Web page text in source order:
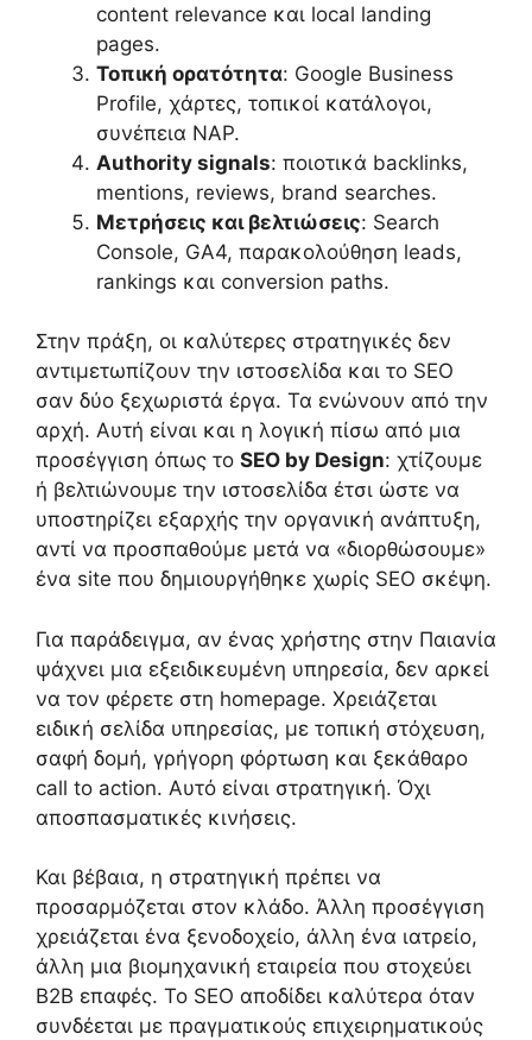
content relevance και local landing
pages.
Τοπική ορατότητα: Google Business
Profile, χάρτες, τοπικοί κατάλογοι,
συνέπεια NAP.
Authority signals: ποιοτικά backlinks,
mentions, reviews, brand searches.
Μετρήσεις και βελτιώσεις: Search
Console, GA4, παρακολούθηση leads,
rankings και conversion paths.
Στην πράξη, οι καλύτερες στρατηγικές δεν
αντιμετωπίζουν την ιστοσελίδα και το SEO
σαν δύο ξεχωριστά έργα. Τα ενώνουν από την
αρχή. Αυτή είναι και η λογική πίσω από μια
προσέγγιση όπως το SEO by Design: χτίζουμε
ή βελτιώνουμε την ιστοσελίδα έτσι ώστε να
υποστηρίζει εξαρχής την οργανική ανάπτυξη,
αντί να προσπαθούμε μετά να «διορθώσουμε»
ένα site που δημιουργήθηκε χωρίς SEO σκέψη.
Για παράδειγμα, αν ένας χρήστης στην Παιανία
ψάχνει μια εξειδικευμένη υπηρεσία, δεν αρκεί
να τον φέρετε στη homepage. Χρειάζεται
ειδική σελίδα υπηρεσίας, με τοπική στόχευση,
σαφή δομή, γρήγορη φόρτωση και ξεκάθαρο
call to action. Αυτό είναι στρατηγική. Όχι
αποσπασματικές κινήσεις.
Και βέβαια, η στρατηγική πρέπει να
προσαρμόζεται στον κλάδο. Άλλη προσέγγιση
χρειάζεται ένα ξενοδοχείο, άλλη ένα ιατρείο,
άλλη μια βιομηχανική εταιρεία που στοχεύει
B2B επαφές. Το SEO αποδίδει καλύτερα όταν
συνδέεται με πραγματικούς επιχειρηματικούς